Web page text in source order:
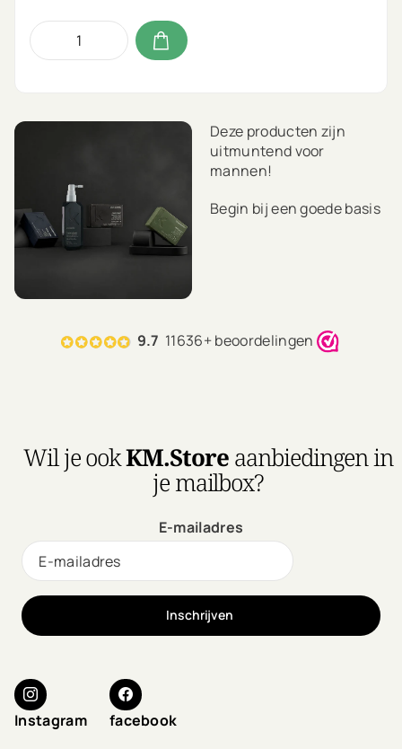
Deze producten zijn
uitmuntend voor
mannen!
Begin bij een goede basis
dan je daily refreshing
Murphy's styling waxes of
crèmes toe en je perfect
9.7 11636+ beoordelingen
Wil je ookKM.Storeaanbiedingen in
je mailbox?
E-mailadres
Inschrijven
Instagram facebook